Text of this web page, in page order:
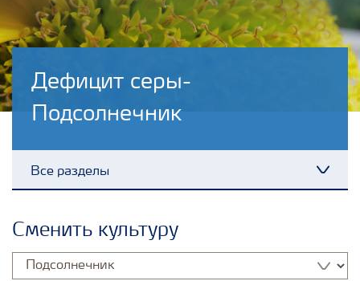
Дефицит серы-
Подсолнечник
Все разделы
Культуры
Сменить культуру